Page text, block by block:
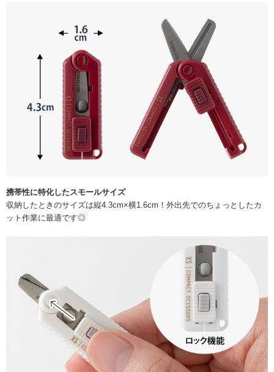
携帯性に特化したスモールサイズ
収納したときのサイズは縦4.3cm×横1.6cm！外出先でのちょっとしたカ
ット作業に最適です◎